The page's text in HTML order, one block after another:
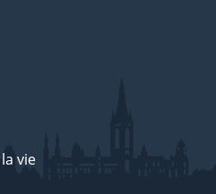
vie